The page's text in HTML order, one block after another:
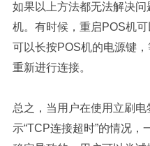
如果以上方法都无法解决
机。有时候，重启POS机
可以长按POS机的电源键
重新进行连接。
总之，当用户在使用立刷
示“TCP连接超时”的情况